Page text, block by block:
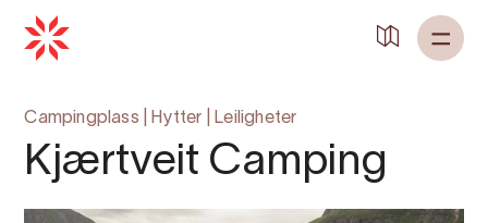
Campingplass Hytter Leiligheter
Kjærtveit Camping